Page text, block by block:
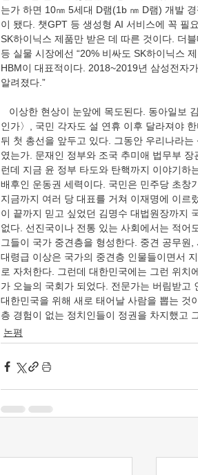
는가 하면 10㎚ 5세대 D램(1b ㎚ D램) 개발
이 됐다. 챗GPT 등 생성형 AI 서비스에 꼭 필
SK하이닉스 제품만 받은 데 따른 것이다. 더
등 실물 시장에선 “20% 비싸도 SK하이닉스
HBM이 대표적이다. 2018~2019년 삼성전자
알려졌다.”
이상한 현상이 눈앞에 목도된다. 동아일보
인가〉, 국민 각자도 설 연휴 이후 달라져야
뒤 첫 총선을 앞두고 있다. 그동안 우리나라
였는가. 문재인 정부와 조국 추미애 법무부
런데 지금 윤 정부 타도와 탄핵까지 이야기하
배후인 운동권 세력이다. 국민은 민주당 초창
지금까지 여러 당 대표를 거쳐 이재명에 이르
이 끝까지 믿고 싶었던 김명수 대법원장까지
없다. 선진국이나 전통 있는 사회에서는 적어
그들이 국가 중견층을 형성한다. 중견 공무
대령급 이상은 국가의 중견층 인물들이면서
로 자처한다. 그런데 대한민국에는 그런 위
가 오늘의 국회가 되었다. 전문가는 버림받고
대한민국을 위해 새로 태어날 사람을 뽑는 것
층 경험이 없는 정치인들이 정권을 차지했고
논평